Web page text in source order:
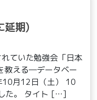
延期)
ていた勉強会「日本
教える―データベー
月12日（土） 10
た。 タイト […]